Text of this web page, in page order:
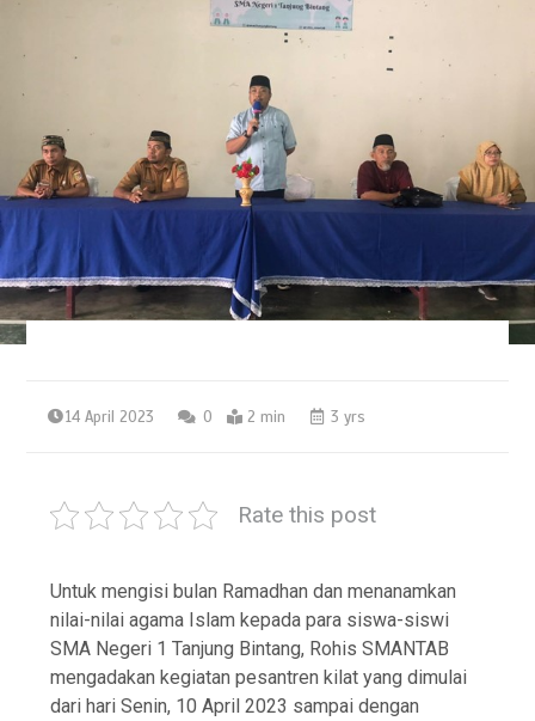
14 April 2023 0 2 min 3 yrs
Rate this post
Untuk mengisi bulan Ramadhan dan menanamkan
nilai-nilai agama Islam kepada para siswa-siswi
SMA Negeri 1 Tanjung Bintang, Rohis SMANTAB
mengadakan kegiatan pesantren kilat yang dimulai
dari hari Senin, 10 April 2023 sampai dengan